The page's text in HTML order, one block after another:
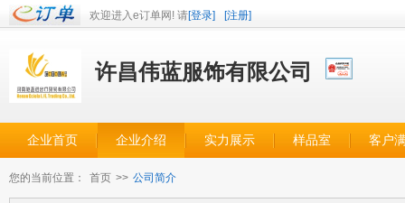
欢迎进入e订单网! 请[登录] [注册]
许昌伟蓝服饰有限公司
企业首页 企业介绍 实力展示 样品室 客户
您的当前位置： 首页 >> 公司简介